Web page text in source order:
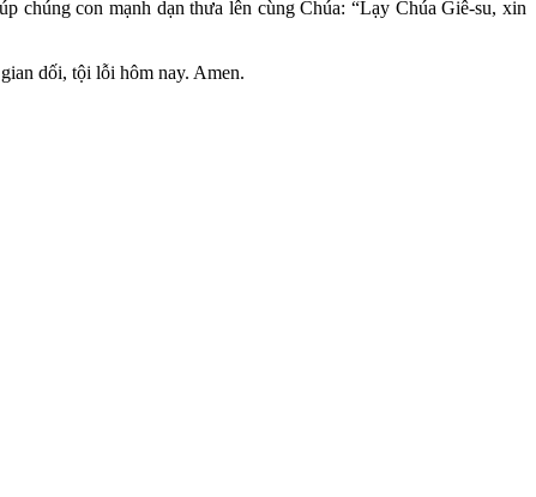
chúng con mạnh dạn thưa lên cùng Chúa: “Lạy Chúa Giê-su, xin
dối, tội lỗi hôm nay. Amen.